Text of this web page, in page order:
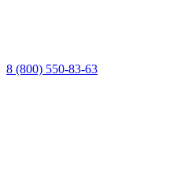
8 (800) 550-83-63